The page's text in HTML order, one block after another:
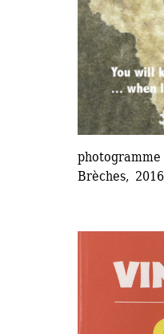
Brèches, 2016